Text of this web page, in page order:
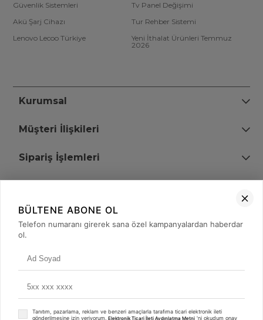
Güvenlik Sistemleri
Tv Panel Değişimi
Akü Şarj Cihazı
Tur Rehber Sistemi
Lenovo Lecoo Türkiye
Yeni İthalat Ürünleri Temmuz
2026
Kurumsal
Müşteri İlişkileri
Sipariş İşlemleri
+90 (850) 473 08 08
BÜLTENE ABONE OL
Telefon numaranı girerek sana özel kampanyalardan haberdar
ol.
Tanıtım, pazarlama, reklam ve benzeri amaçlarla tarafıma ticari elektronik ileti
gönderilmesine izin veriyorum. Elektronik Ticari İleti Aydınlatma Metni 'ni okudum onay